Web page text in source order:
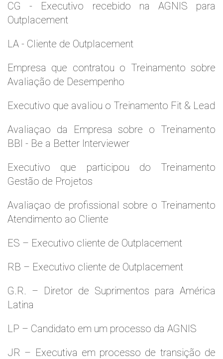
CG - Executivo recebido na AGNIS para
Outplacement
LA - Cliente de Outplacement
Empresa que contratou o Treinamento sobre
Avaliação de Desempenho
Executivo que avaliou o Treinamento Fit & Lead
Avaliaçao da Empresa sobre o Treinamento
BBI - Be a Better Interviewer
Executivo que participou do Treinamento
Gestão de Projetos
Avaliaçao de profissional sobre o Treinamento
Atendimento ao Cliente
ES – Executivo cliente de Outplacement
RB – Executivo cliente de Outplacement
G.R. – Diretor de Suprimentos para América
Latina
LP – Candidato em um processo da AGNIS
JR – Executiva em processo de transição de